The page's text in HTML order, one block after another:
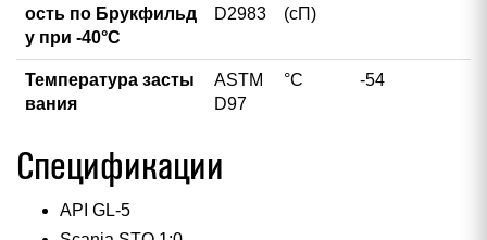
ость по Брукфильд
у при -40°C
D2983
(сП)
Температура засты
вания
ASTM
D97
°С -54
Спецификации
API GL-5